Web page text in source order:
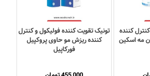
کننده
مه اسکین
تونیک تقویت کننده فولیکول و کنترل
کننده ریزش مو حاوی پروکپیل
فورکاپیل